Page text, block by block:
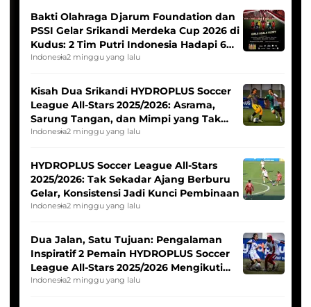
Bakti Olahraga Djarum Foundation dan
PSSI Gelar Srikandi Merdeka Cup 2026 di
Kudus: 2 Tim Putri Indonesia Hadapi 6
Tim Asia
Indonesia2 minggu yang lalu
Kisah Dua Srikandi HYDROPLUS Soccer
League All-Stars 2025/2026: Asrama,
Sarung Tangan, dan Mimpi yang Tak
Pernah Padam
Indonesia2 minggu yang lalu
HYDROPLUS Soccer League All-Stars
2025/2026: Tak Sekadar Ajang Berburu
Gelar, Konsistensi Jadi Kunci Pembinaan
Indonesia2 minggu yang lalu
Dua Jalan, Satu Tujuan: Pengalaman
Inspiratif 2 Pemain HYDROPLUS Soccer
League All-Stars 2025/2026 Mengikuti
Seleksi Timnas Indonesia Putri
Indonesia2 minggu yang lalu